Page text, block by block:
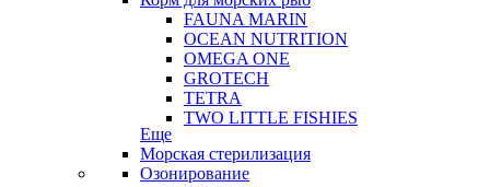
FAUNA MARIN
OCEAN NUTRITION
OMEGA ONE
GROTECH
TETRA
TWO LITTLE FISHIES
Еще
Морская стерилизация
Озонирование